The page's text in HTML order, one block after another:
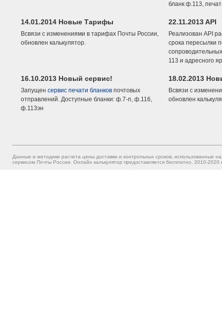
бланк ф.113,
14.01.2014 Новые Тарифы
Всвязи с изменениями в тарифах Почты России,
обновлен калькулятор.
22.11.2013 API
Реализован API
срока пересылки
113 и адресного
16.10.2013 Новый сервис!
Запущен сервис печати бланков почтовых
отправлений. Доступные бланки: ф.7-п, ф.116,
ф.113эн
18.02.2013
Всвязи с
обновлен
Данные и методики расчета цены доставки и контрольных сроков, использованные
сервисом Почты России. Онлайн калькулятор предоставляется бесплатно. 2010-2020